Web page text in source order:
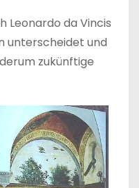
Leonardo da Vincis
unterscheidet und
zukünftige